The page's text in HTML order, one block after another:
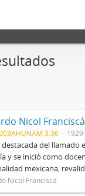
Nicol Franciscá
3.36
destacada del llamado
y se inició como
mexicana,
Nicol Franciscá